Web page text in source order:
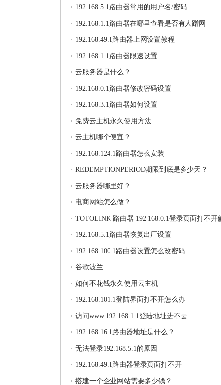
192.168.5.1路由器常用的用户名/密码
192.168.1.1路由器在哪里查看是否有人蹭网
192.168.49.1路由器上网设置教程
192.168.1.1路由器限速设置
云服务器是什么？
192.168.0.1路由器修改密码设置
192.168.3.1路由器如何设置
免费云主机永久使用方法
云主机哪个便宜？
192.168.124.1路由器怎么安装
REDEMPTIONPERIOD期限到底是多少天？
云服务器哪里好？
电商网站怎么做？
TOTOLINK 路由器 192.168.0.1登录页面打不开
法
192.168.5.1路由器恢复出厂设置
192.168.100.1路由器设置怎么改密码
谷歌波兰
如何不花钱永久使用云主机
192.168.101.1登陆界面打不开怎么办
访问www.192.168.1.1登陆地址进不去
192.168.16.1路由器地址是什么？
无法登录192.168.5.1的原因
192.168.49.1路由器登录页面打不开
搭建一个企业网站需要多少钱？